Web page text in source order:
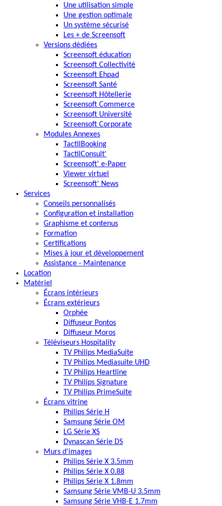
Une utilisation simple
Une gestion optimale
Un système sécurisé
Les + de Screensoft
Versions dédiées
Screensoft éducation
Screensoft Collectivité
Screensoft Ehpad
Screensoft Santé
Screensoft Hôtellerie
Screensoft Commerce
Screensoft Université
Screensoft Corporate
Modules Annexes
TactilBooking
TactilConsult'
Screensoft' e-Paper
Viewer virtuel
Screensoft' News
Services
Conseils personnalisés
Configuration et installation
Graphisme et contenus
Formation
Certifications
Mises à jour et développement
Assistance - Maintenance
Location
Matériel
Écrans intérieurs
Écrans extérieurs
Orphée
Diffuseur Pontos
Diffuseur Moros
Téléviseurs Hospitality
TV Philips MediaSuite
TV Philips Mediasuite UHD
TV Philips Heartline
TV Philips Signature
TV Philips PrimeSuite
Écrans vitrine
Philips Série H
Samsung Série OM
LG Série XS
Dynascan Série DS
Murs d'images
Philips Série X 3.5mm
Philips Série X 0.88
Philips Série X 1.8mm
Samsung Série VMB-U 3.5mm
Samsung Série VHB-E 1.7mm